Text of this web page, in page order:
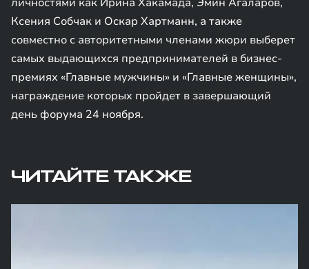
Ксения Собчак и Оскар Хартманн, а также
совместно с авторитетными членами жюри выберет
самых выдающихся предпринимателей в бизнес-
премиях «Главные мужчины» и «Главные женщины»,
награждение которых пройдет в завершающий
день форума 24 ноября.
ЧИТАЙТЕ ТАКЖЕ